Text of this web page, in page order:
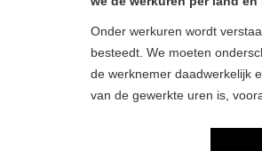
Onder werkuren wordt
besteedt. We moeten
de werknemer daadwerkelijk
van de gewerkte uren is,